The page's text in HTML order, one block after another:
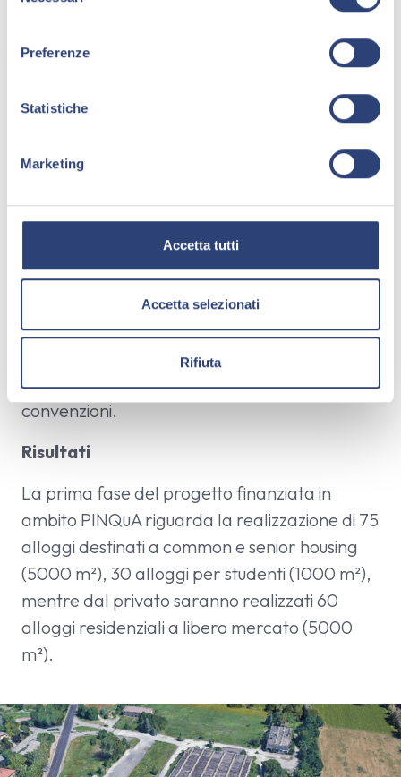
Preferenze
Statistiche
Marketing
Accetta tutti
Accetta selezionati
Rifiuta
ricreativi, viabilità e collegamenti, aree a
sostenibile, nel rispetto dei principi di DNSH.
Attività
Ingegneria S.p.A. per la Valutazione
degli impatti su mobilità e traffico, la
progettazione delle opere di urbanizzazione,
delle opere a verde e delle opere di
mitigazione ambientale; Studio Performa, per
il Masterplan e la progettazione
architettonica; Architetto Silvia Poli per la
Variante urbanistica e i relativi accordi e
convenzioni.
Risultati
La prima fase del progetto finanziata in
ambito PINQuA riguarda la realizzazione di 75
alloggi destinati a common e senior housing
(5000 m²), 30 alloggi per studenti (1000 m²),
mentre dal privato saranno realizzati 60
alloggi residenziali a libero mercato (5000
m²).